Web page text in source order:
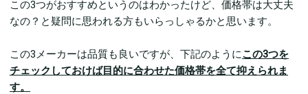
この3つがおすすめというのはわかったけど、価格帯は大丈夫
なの？と疑問に思われる方もいらっしゃるかと思います。
この3メーカーは品質も良いですが、下記のようにこの3つを
チェックしておけば目的に合わせた価格帯を全て抑えられま
す。